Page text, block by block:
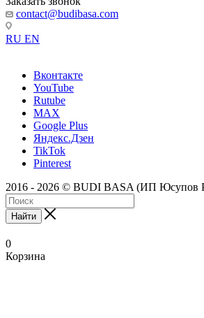
contact@budibasa.com
RU EN
Вконтакте
YouTube
Rutube
MAX
Google Plus
Яндекс.Дзен
TikTok
Pinterest
2016 - 2026 © BUDI BASA (ИП Юсупов
Найти
0
Корзина